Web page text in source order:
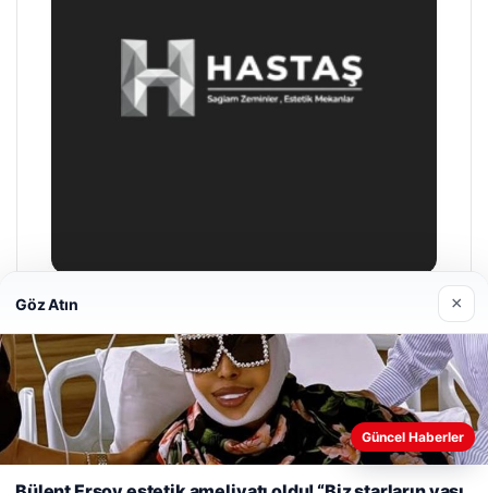
28/04/2026
Web sitemizi nasıl kullandığınızı daha iyi anlayabilmek,
deneyiminizi kişiselleştirmek ve geliştirmek amacıyla çerezler
kullanıyoruz.
Çerez Politikamız
Göz Atın ×
Güncel Haberler